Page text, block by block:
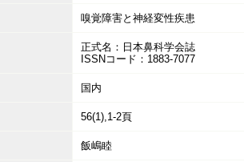
嗅覚障害と神経変性疾患
正式名：日本鼻科学会誌
ISSNコード：1883-7077
国内
56(1),1-2頁
飯嶋睦